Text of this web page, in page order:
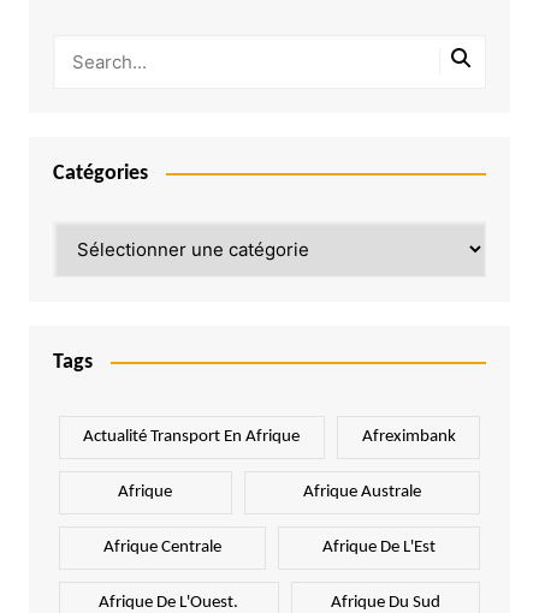
Catégories
Tags
Actualité Transport En Afrique Afreximbank
Afrique Afrique Australe
Afrique Centrale Afrique De L'Est
Afrique De L'Ouest. Afrique Du Sud